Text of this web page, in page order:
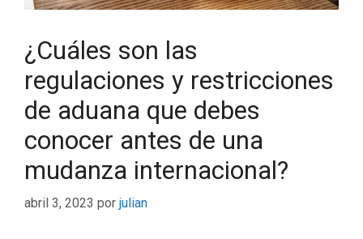
¿Cuáles son las
regulaciones y restricciones
de aduana que debes
conocer antes de una
mudanza internacional?
abril 3, 2023 por julian